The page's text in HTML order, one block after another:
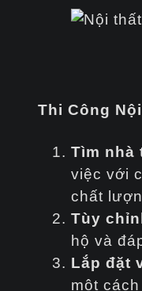
Thi Công
Tìm nhà
việc với
chất
Tùy
hộ và
Lắp đặt
một